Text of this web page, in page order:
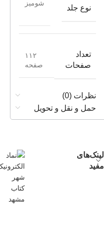
نوع جلد
شومیز
تعداد
صفحات
۱۱۲
صفحه
نظرات (0)
حمل و نقل و تحویل
لینک‌های
مفید